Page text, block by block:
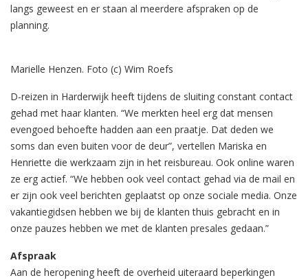
langs geweest en er staan al meerdere afspraken op de
planning.
Marielle Henzen. Foto (c) Wim Roefs
D-reizen in Harderwijk heeft tijdens de sluiting constant contact
gehad met haar klanten. “We merkten heel erg dat mensen
evengoed behoefte hadden aan een praatje. Dat deden we
soms dan even buiten voor de deur”, vertellen Mariska en
Henriette die werkzaam zijn in het reisbureau. Ook online waren
ze erg actief. “We hebben ook veel contact gehad via de mail en
er zijn ook veel berichten geplaatst op onze sociale media. Onze
vakantiegidsen hebben we bij de klanten thuis gebracht en in
onze pauzes hebben we met de klanten presales gedaan.”
Afspraak
Aan de heropening heeft de overheid uiteraard beperkingen